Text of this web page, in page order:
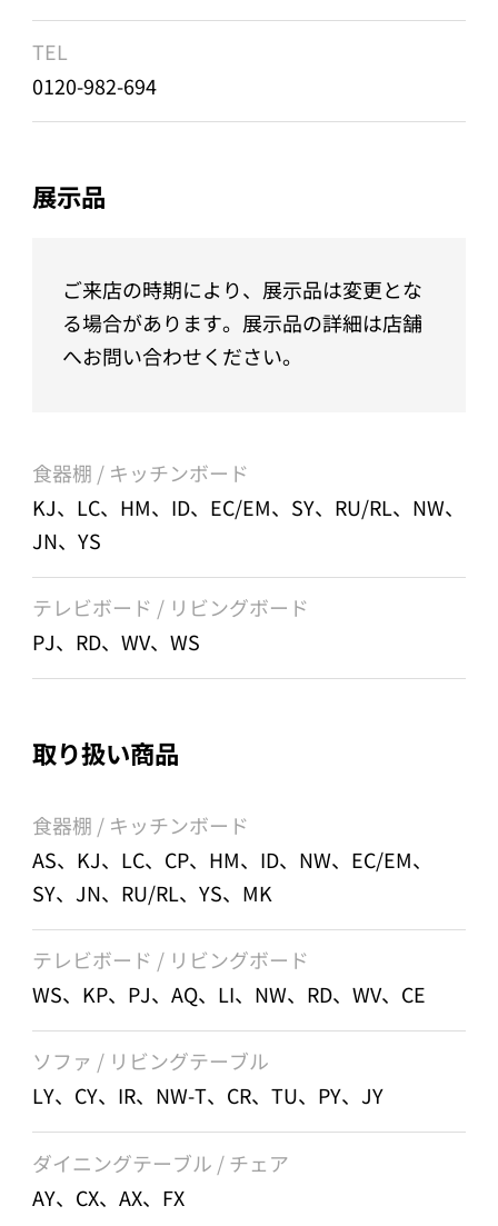
TEL
0120-982-694
展示品
ご来店の時期により、展示品は変更とな
る場合があります。展示品の詳細は店舗
へお問い合わせください。
食器棚 / キッチンボード
KJ、LC、HM、ID、EC/EM、SY、RU/RL、NW、
JN、YS
テレビボード / リビングボード
PJ、RD、WV、WS
取り扱い商品
食器棚 / キッチンボード
AS、KJ、LC、CP、HM、ID、NW、EC/EM、
SY、JN、RU/RL、YS、MK
テレビボード / リビングボード
WS、KP、PJ、AQ、LI、NW、RD、WV、CE
ソファ / リビングテーブル
LY、CY、IR、NW-T、CR、TU、PY、JY
ダイニングテーブル / チェア
AY、CX、AX、FX